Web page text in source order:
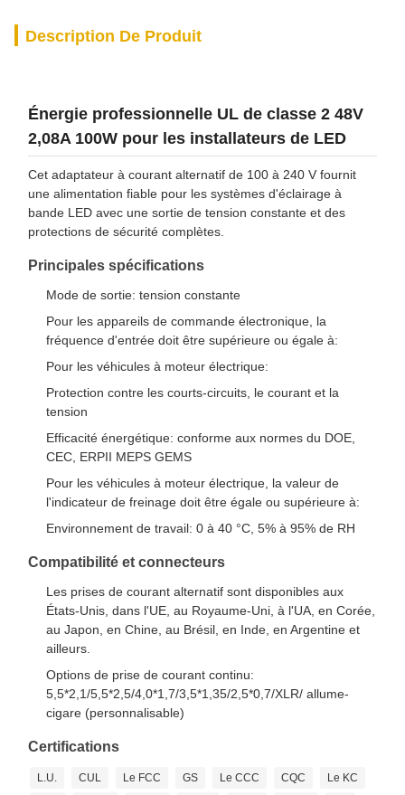
Description De Produit
Énergie professionnelle UL de classe 2 48V
2,08A 100W pour les installateurs de LED
Cet adaptateur à courant alternatif de 100 à 240 V fournit
une alimentation fiable pour les systèmes d'éclairage à
bande LED avec une sortie de tension constante et des
protections de sécurité complètes.
Principales spécifications
Mode de sortie: tension constante
Pour les appareils de commande électronique, la
fréquence d'entrée doit être supérieure ou égale à:
Pour les véhicules à moteur électrique:
Protection contre les courts-circuits, le courant et la
tension
Efficacité énergétique: conforme aux normes du DOE,
CEC, ERPII MEPS GEMS
Pour les véhicules à moteur électrique, la valeur de
l'indicateur de freinage doit être égale ou supérieure à:
Environnement de travail: 0 à 40 °C, 5% à 95% de RH
Compatibilité et connecteurs
Les prises de courant alternatif sont disponibles aux
États-Unis, dans l'UE, au Royaume-Uni, à l'UA, en Corée,
au Japon, en Chine, au Brésil, en Inde, en Argentine et
ailleurs.
Options de prise de courant continu:
5,5*2,1/5,5*2,5/4,0*1,7/3,5*1,35/2,5*0,7/XLR/ allume-
cigare (personnalisable)
Certifications
L.U. CUL Le FCC GS Le CCC CQC
Le KC